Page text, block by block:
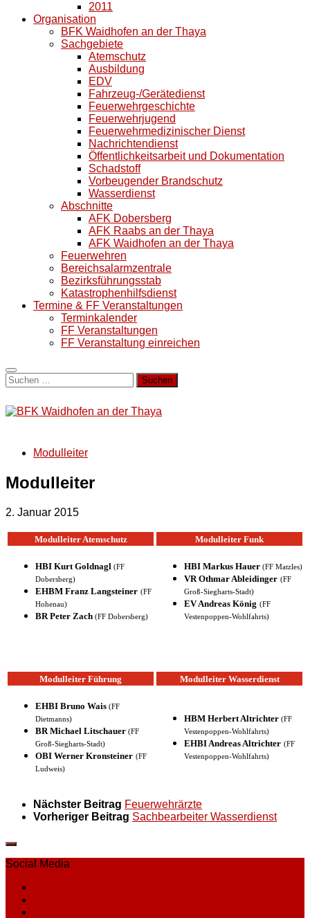
2011
Organisation
BFK Waidhofen an der Thaya
Sachgebiete
Atemschutz
Ausbildung
EDV
Fahrzeug-/Gerätedienst
Feuerwehrgeschichte
Feuerwehrjugend
Feuerwehrmedizinischer Dienst
Nachrichtendienst
Öffentlichkeitsarbeit und Dokumentation
Schadstoff
Vorbeugender Brandschutz
Wasserdienst
Abschnitte
AFK Dobersberg
AFK Raabs an der Thaya
AFK Waidhofen an der Thaya
Feuerwehren
Bereichsalarmzentrale
Bezirksführungsstab
Katastrophenhilfsdienst
Termine & FF Veranstaltungen
Terminkalender
FF Veranstaltungen
FF Veranstaltung einreichen
Suchen
nach:
Modulleiter
Modulleiter
2. Januar 2015
Modulleiter Atemschutz Modulleiter Funk
HBI Kurt Goldnagl (FF
Dobersberg)
EHBM Franz Langsteiner (FF
Hohenau)
BR Peter Zach (FF Dobersberg)
HBI Markus Hauer (FF Matzles)
VR Othmar Ableidinger (FF
Groß-Siegharts-Stadt)
EV Andreas König (FF
Vestenpoppen-Wohlfahrts)
Modulleiter Führung Modulleiter Wasserdienst
EHBI Bruno Wais (FF
Dietmanns)
BR Michael Litschauer (FF
Groß-Siegharts-Stadt)
OBI Werner Kronsteiner (FF
Ludweis)
HBM Herbert Altrichter (FF
Vestenpoppen-Wohlfahrts)
EHBI Andreas Altrichter (FF
Vestenpoppen-Wohlfahrts)
Nächster Beitrag Feuerwehrärzte
Vorheriger Beitrag Sachbearbeiter Wasserdienst
Social Media